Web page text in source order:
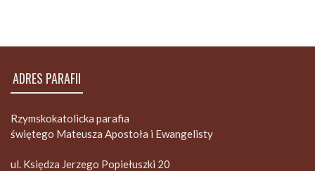
ADRES PARAFII
Rzymskokatolicka parafia
świętego Mateusza Apostoła i Ewangelisty
ul. Księdza Jerzego Popiełuszki 20